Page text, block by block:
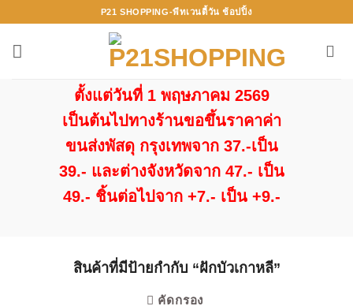
ไป
P21 SHOPPING-พีทเวนตี้วัน ช้อปปิ้ง
ตั้งแต่วันที่ 1 พฤษภาคม 2569
เป็นต้นไปทางร้านขอขึ้นราคาค่า
ขนส่งพัสดุ กรุงเทพจาก 37.-เป็น
39.- และต่างจังหวัดจาก 47.- เป็น
49.- ชิ้นต่อไปจาก +7.- เป็น +9.-
สินค้าที่มีป้ายกำกับ “ฝักบัวเกาหลี”
คัดกรอง